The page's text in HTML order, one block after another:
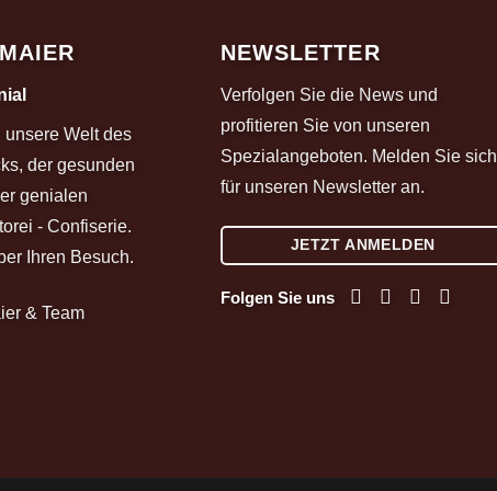
Welt des
der gesunden
genialen
- Confiserie.
Ihren Besuch.
& Team
NEWSLETTER
Verfolgen Sie die News und
profitieren Sie von unseren
Spezialangeboten. Melden Sie sich
für unseren Newsletter an.
JETZT ANMELDEN
Folgen Sie uns